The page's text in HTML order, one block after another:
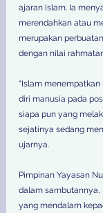
ajaran Islam. Ia
merendahkan atau
merupakan
dengan nilai
“Islam
diri manusia pada
siapa pun yang
sejatinya sedang
ujarnya.
Pimpinan Yayasan
dalam sambutannya,
yang mendalam